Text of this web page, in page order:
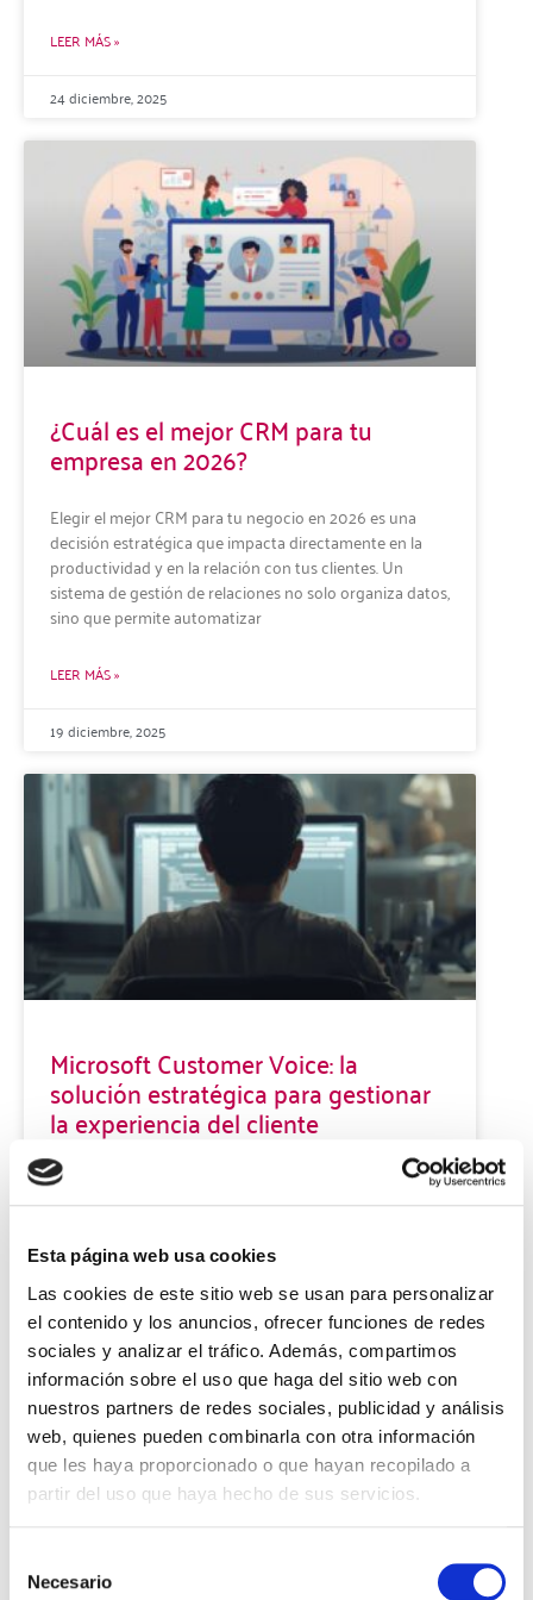
Esta página web usa cookies
Las cookies de este sitio web se usan para personalizar
el contenido y los anuncios, ofrecer funciones de redes
sociales y analizar el tráfico. Además, compartimos
información sobre el uso que haga del sitio web con
nuestros partners de redes sociales, publicidad y análisis
web, quienes pueden combinarla con otra información
que les haya proporcionado o que hayan recopilado a
partir del uso que haya hecho de sus servicios.
Necesario
LEER MÁS »
24 diciembre, 2025
¿Cuál es el mejor CRM para tu
empresa en 2026?
Elegir el mejor CRM para tu negocio en 2026 es una
decisión estratégica que impacta directamente en la
productividad y en la relación con tus clientes. Un
sistema de gestión de relaciones no solo organiza datos,
sino que permite automatizar
LEER MÁS »
19 diciembre, 2025
Microsoft Customer Voice: la
solución estratégica para gestionar
la experiencia del cliente
En un mercado hipercompetitivo, las empresas que
lideran son las que convierten el feedback en una
Customer Voice es la solución de empresa de Microsoft
diseñada para capturar, analizar y accionar la voz del
cliente de forma
LEER MÁS »
16 diciembre, 2025